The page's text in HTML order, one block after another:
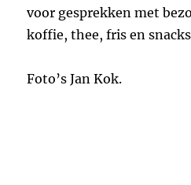
voor gesprekken met
koffie, thee, fris en
Foto’s Jan Kok.